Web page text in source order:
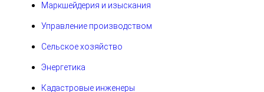
Маркшейдерия и изыскания
Управление производством
Сельское хозяйство
Энергетика
Кадастровые инженеры